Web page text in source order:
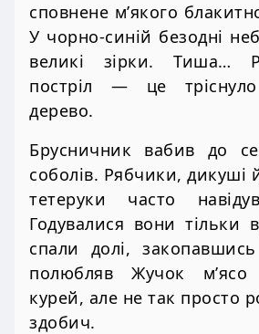
сповнене м’якого
У чорно-синій безодні
великі зірки. Тиша…
постріл — це
дерево.
Брусничник вабив до
соболів. Рябчики, дикуші
тетеруки часто
Годувалися вони тільки
спали долі,
полюбляв Жучок м’ясо
курей, але не так просто
здобич.